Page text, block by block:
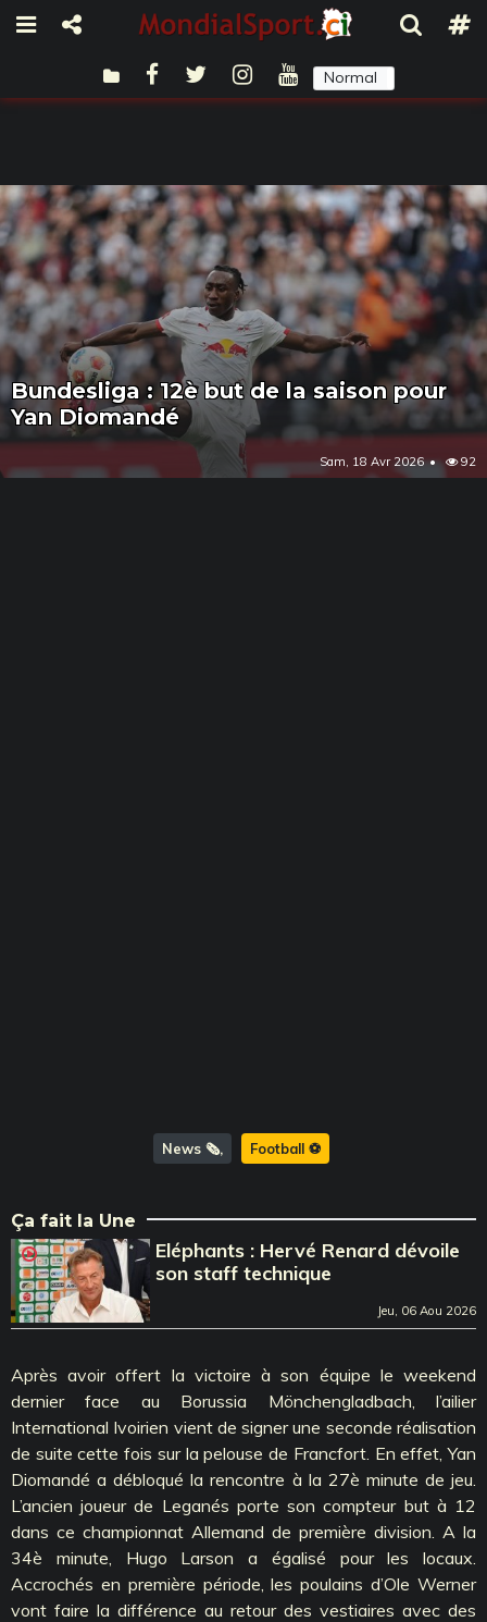
Normal
Bundesliga : 12è but de la saison pour
Yan Diomandé
Sam, 18 Avr 2026 92
News 🗞️ Football ⚽️
Ça fait la Une
Eléphants : Hervé Renard dévoile
son staff technique
Jeu, 06 Aou 2026
Après avoir offert la victoire à son équipe le weekend
dernier face au Borussia Mönchengladbach, l’ailier
International Ivoirien vient de signer une seconde réalisation
de suite cette fois sur la pelouse de Francfort. En effet, Yan
Diomandé a débloqué la rencontre à la 27è minute de jeu.
L’ancien joueur de Leganés porte son compteur but à 12
dans ce championnat Allemand de première division. A la
34è minute, Hugo Larson a égalisé pour les locaux.
Accrochés en première période, les poulains d’Ole Werner
vont faire la différence au retour des vestiaires avec des